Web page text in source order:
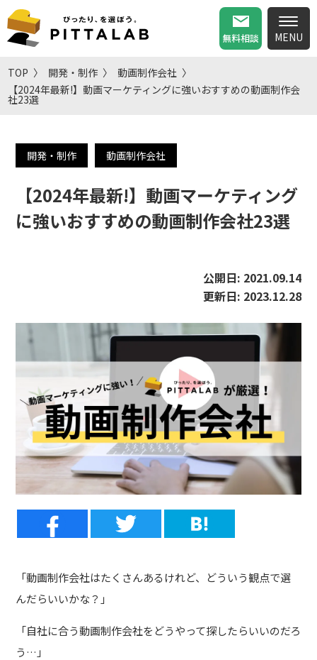
無料相談
TOP 開発・制作
動画制作会社
【2024年最新!】動画マーケティングに強いおすすめの動画制作会
社23選
開発・制作 動画制作会社
【2024年最新!】動画マーケティング
に強いおすすめの動画制作会社23選
公開日: 2021.09.14
更新日: 2023.12.28
「動画制作会社はたくさんあるけれど、どういう観点で選
んだらいいかな？」
「自社に合う動画制作会社をどうやって探したらいいのだろ
う…」